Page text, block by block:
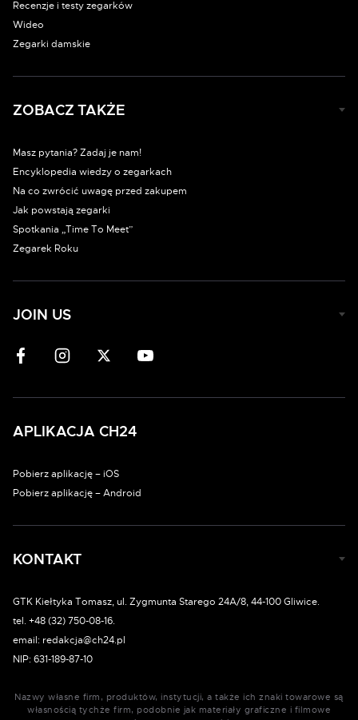
Recenzje i testy zegarków
Wideo
Zegarki damskie
ZOBACZ TAKŻE
Masz pytania? Zadaj je nam!
Encyklopedia wiedzy o zegarkach
Na co zwrócić uwagę przed zakupem
Jak powstają zegarki
Spotkania „Time To Meet”
Zegarek Roku
JOIN US
APLIKACJA CH24
Pobierz aplikację – iOS
Pobierz aplikację – Android
KONTAKT
GTK Kiełtyka Tomasz, ul. Zygmunta Starego 24A/8, 44-100 Gliwice.
tel. +48 (32) 750-08-16.
email: redakcja@ch24.pl
NIP: 631-189-87-10
Nazwy własne firm, produktów, instytucji, a także ich znaki towarowe są
własnością tychże firm, podobnie jak materiały graficzne i filmowe